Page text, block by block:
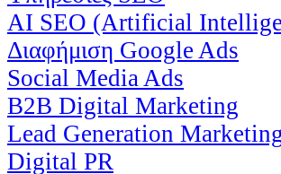
ΑΙ SEO (Artificial
Διαφήμιση Google Ads
Social Media Ads
B2B Digital Marketing
Lead Generation
Digital PR